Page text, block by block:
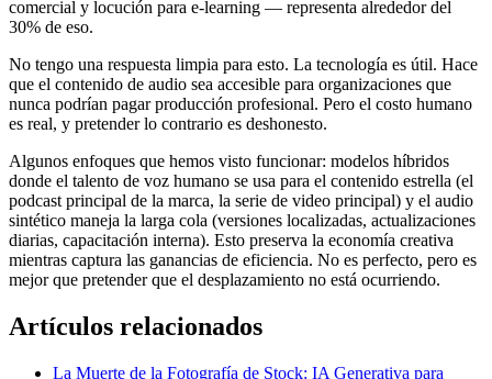
comercial y locución para e-learning — representa alrededor del
30% de eso.
No tengo una respuesta limpia para esto. La tecnología es útil. Hace
que el contenido de audio sea accesible para organizaciones que
nunca podrían pagar producción profesional. Pero el costo humano
es real, y pretender lo contrario es deshonesto.
Algunos enfoques que hemos visto funcionar: modelos híbridos
donde el talento de voz humano se usa para el contenido estrella (el
podcast principal de la marca, la serie de video principal) y el audio
sintético maneja la larga cola (versiones localizadas, actualizaciones
diarias, capacitación interna). Esto preserva la economía creativa
mientras captura las ganancias de eficiencia. No es perfecto, pero es
mejor que pretender que el desplazamiento no está ocurriendo.
Artículos relacionados
La Muerte de la Fotografía de Stock: IA Generativa para